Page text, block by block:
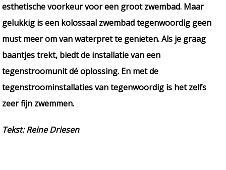
esthetische voorkeur voor een groot zwembad. Maar
gelukkig is een kolossaal zwembad tegenwoordig geen
must meer om van waterpret te genieten. Als je graag
baantjes trekt, biedt de installatie van een
tegenstroomunit dé oplossing. En met de
tegenstroominstallaties van tegenwoordig is het zelfs
zeer fijn zwemmen.
Tekst: Reine Driesen